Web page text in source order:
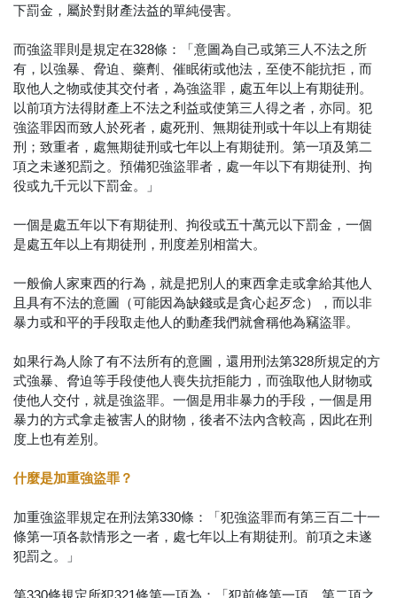
下罰金，屬於對財產法益的單純侵害。
而強盜罪則是規定在328條：「意圖為自己或第三人不法之所
有，以強暴、脅迫、藥劑、催眠術或他法，至使不能抗拒，而
取他人之物或使其交付者，為強盜罪，處五年以上有期徒刑。
以前項方法得財產上不法之利益或使第三人得之者，亦同。犯
強盜罪因而致人於死者，處死刑、無期徒刑或十年以上有期徒
刑；致重者，處無期徒刑或七年以上有期徒刑。第一項及第二
項之未遂犯罰之。預備犯強盜罪者，處一年以下有期徒刑、拘
役或九千元以下罰金。」
一個是處五年以下有期徒刑、拘役或五十萬元以下罰金，一個
是處五年以上有期徒刑，刑度差別相當大。
一般偷人家東西的行為，就是把別人的東西拿走或拿給其他人
且具有不法的意圖（可能因為缺錢或是貪心起歹念），而以非
暴力或和平的手段取走他人的動產我們就會稱他為竊盜罪。
如果行為人除了有不法所有的意圖，還用刑法第328所規定的方
式強暴、脅迫等手段使他人喪失抗拒能力，而強取他人財物或
使他人交付，就是強盜罪。一個是用非暴力的手段，一個是用
暴力的方式拿走被害人的財物，後者不法內含較高，因此在刑
度上也有差別。
什麼是加重強盜罪？
加重強盜罪規定在刑法第330條：「犯強盜罪而有第三百二十一
條第一項各款情形之一者，處七年以上有期徒刑。前項之未遂
犯罰之。」